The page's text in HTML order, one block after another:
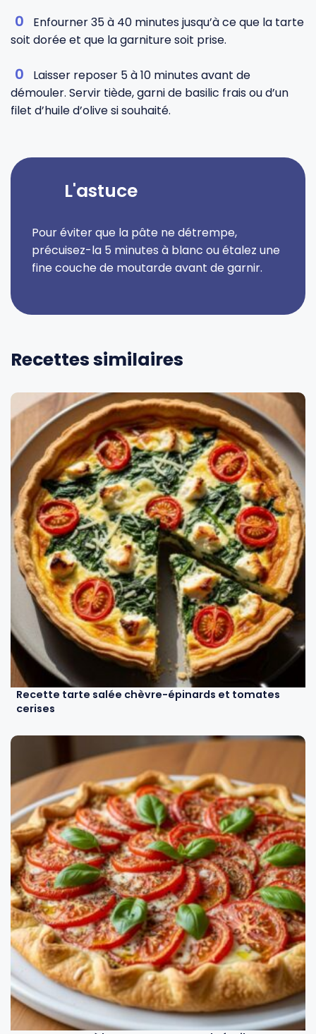
Enfourner 35 à 40 minutes jusqu’à ce que la tarte
soit dorée et que la garniture soit prise.
Laisser reposer 5 à 10 minutes avant de
démouler. Servir tiède, garni de basilic frais ou d’un
filet d’huile d’olive si souhaité.
L'astuce
Pour éviter que la pâte ne détrempe,
précuisez-la 5 minutes à blanc ou étalez une
fine couche de moutarde avant de garnir.
Recettes similaires
Recette tarte salée chèvre-épinards et tomates
cerises